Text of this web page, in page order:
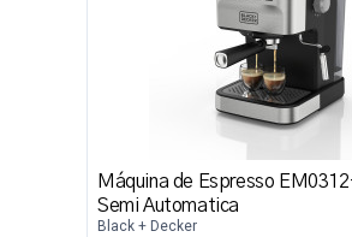
Máquina de Espresso
Semi Automatica
Black + Decker